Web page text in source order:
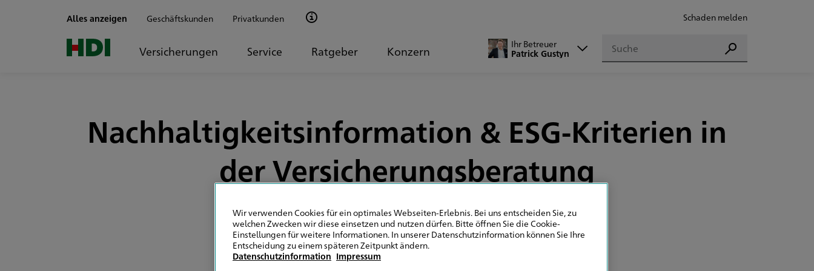
Alles anzeigen Geschäftskunden Privatkunden Schaden melden
Versicherungen Service Ratgeber Konzern
Ihr Betreuer
Patrick Gustyn
Suchen
Suchen
Nachhaltigkeitsinformation & ESG-Kriterien in
der Versicherungsberatung
Allgemein
Wir verwenden Cookies für ein optimales Webseiten-Erlebnis. Bei uns entscheiden Sie, zu
welchen Zwecken wir diese einsetzen und nutzen dürfen. Bitte öffnen Sie die Cookie-
Einstellungen für weitere Informationen. In unserer Datenschutzinformation können Sie Ihre
Entscheidung zu einem späteren Zeitpunkt ändern.
Datenschutzinformation Impressum